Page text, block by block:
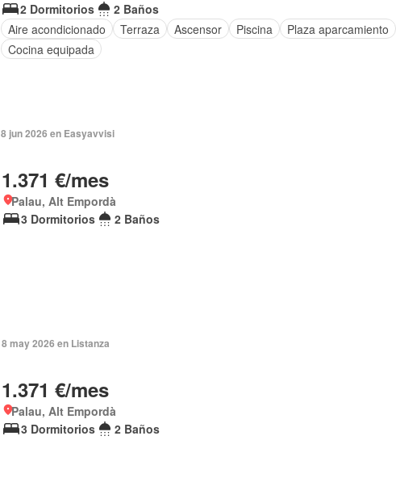
2 Dormitorios
2 Baños
Aire acondicionado
Terraza Ascensor Piscina
Plaza aparcamiento
Cocina equipada
8 jun 2026 en Easyavvisi
1.371 €/mes
Palau, Alt Empordà
3 Dormitorios
2 Baños
8 may 2026 en Listanza
1.371 €/mes
Palau, Alt Empordà
3 Dormitorios
2 Baños